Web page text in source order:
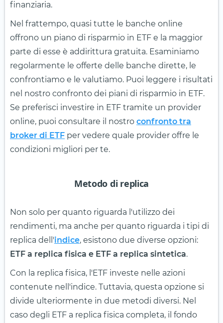
finanziaria.
Nel frattempo, quasi tutte le banche online
offrono un piano di risparmio in ETF e la maggior
parte di esse è addirittura gratuita. Esaminiamo
regolarmente le offerte delle banche dirette, le
confrontiamo e le valutiamo. Puoi leggere i risultati
nel nostro confronto dei piani di risparmio in ETF.
Se preferisci investire in ETF tramite un provider
online, puoi consultare il nostro confronto tra
broker di ETF per vedere quale provider offre le
condizioni migliori per te.
Metodo di replica
Non solo per quanto riguarda l'utilizzo dei
rendimenti, ma anche per quanto riguarda i tipi di
replica dell'indice, esistono due diverse opzioni:
ETF a replica fisica e ETF a replica sintetica.
Con la replica fisica, l'ETF investe nelle azioni
contenute nell'indice. Tuttavia, questa opzione si
divide ulteriormente in due metodi diversi. Nel
caso degli ETF a replica fisica completa, il fondo